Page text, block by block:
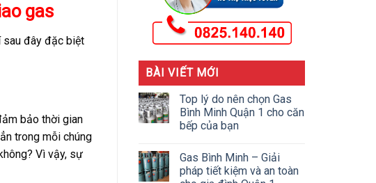
gas
sau đây đặc biệt
bảo thời gian
trong mỗi chúng
Vì vậy, sự
BÀI VIẾT MỚI
Top lý do nên chọn Gas
Bình Minh Quận 1 cho căn
bếp của bạn
Gas Bình Minh – Giải
pháp tiết kiệm và an toàn